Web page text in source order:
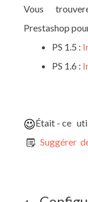
Vous
Prestashop
PS 1.5 :
PS 1.6 :
Était - ce
Suggérer